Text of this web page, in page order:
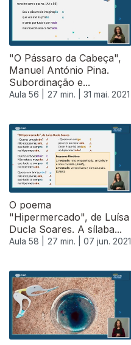
"O Pássaro da Cabeça",
Manuel António Pina.
Subordinação e...
Aula 56 | 27 min. | 31 mai. 2021
O poema
"Hipermercado", de Luísa
Ducla Soares. A sílaba...
Aula 58 | 27 min. | 07 jun. 2021
550102